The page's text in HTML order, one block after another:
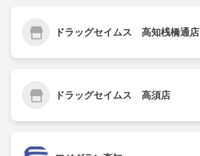
ドラッグセイムス 高知桟橋通店
ドラッグセイムス 高須店